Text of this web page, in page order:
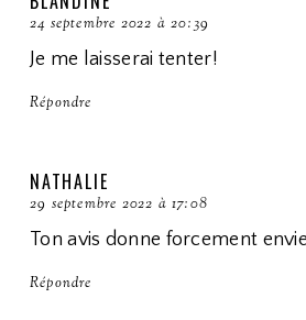
24 septembre 2022 à 20:39
Je me laisserai tenter!
Répondre
NATHALIE
29 septembre 2022 à 17:08
Ton avis donne forcement
Répondre